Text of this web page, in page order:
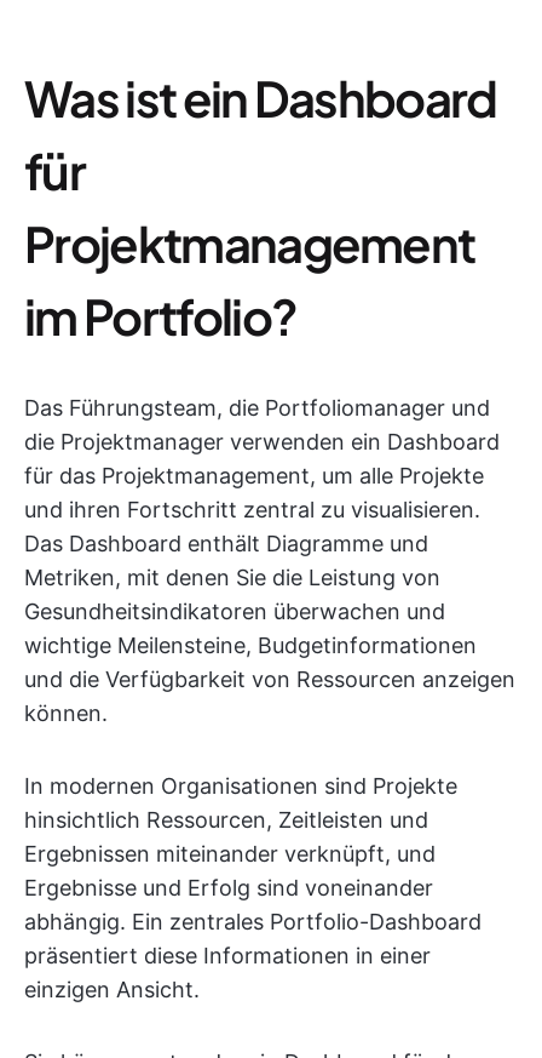
Was ist ein Dashboard
für
Projektmanagement
im Portfolio?
Das Führungsteam, die Portfoliomanager und
die Projektmanager verwenden ein Dashboard
für das Projektmanagement, um alle Projekte
und ihren Fortschritt zentral zu visualisieren.
Das Dashboard enthält Diagramme und
Metriken, mit denen Sie die Leistung von
Gesundheitsindikatoren überwachen und
wichtige Meilensteine, Budgetinformationen
und die Verfügbarkeit von Ressourcen anzeigen
können.
In modernen Organisationen sind Projekte
hinsichtlich Ressourcen, Zeitleisten und
Ergebnissen miteinander verknüpft, und
Ergebnisse und Erfolg sind voneinander
abhängig. Ein zentrales Portfolio-Dashboard
präsentiert diese Informationen in einer
einzigen Ansicht.